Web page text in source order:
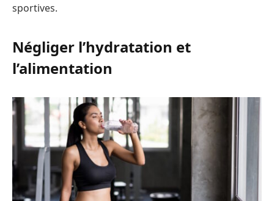
sportives.
Négliger l’hydratation et
l’alimentation